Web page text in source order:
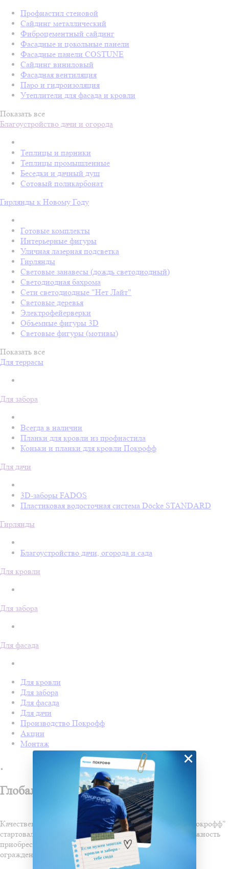
Профнастил стеновой
Сайдинг металлический
Фиброцементный сайдинг
Фасадные и цокольные панели
Фасадные панели COSTUNE
Сайдинг виниловый
Фасадная вентиляция
Паро и гидроизоляция
Утеплители для фасада и кровли
Показать все
Благоустройство дачи и огорода
Теплицы и парники
Теплицы промышленные
Беседки и дачный душ
Сотовый поликарбонат
Гирлянды к Новому Году
Готовые комплекты
Интерьерные фигуры
Уличная лазерная подсветка
Гирлянды
Световые занавесы (дождь светодиодный)
Светодиодная бахрома
Сети светодиодные "Нет Лайт"
Световые деревья
Электрофейерверки
Объемные фигуры 3D
Световые фигуры (мотивы)
Показать все
Для террасы
Для забора
Всегда в наличии
Планки для кровли из профнастила
Коньки и планки для кровли Покрофф
Для дачи
3D-заборы FADOS
Пластиковая водосточная система Döcke STANDARD
Гирлянды
Благоустройство дачи, огорода и сада
Для кровли
Для забора
Для фасада
Для кровли
Для забора
Для фасада
Для дачи
Производство Покрофф
Акции
Монтаж
.
Глобальная распродажа в "Покрофф"
Качественные материалы по сниженным ценам — в "Покрофф"
стартовала глобальная распродажа. Это отличная возможность
приобрести надежную продукцию для кровли, фасада и
ограждений на выгодных условиях.
×